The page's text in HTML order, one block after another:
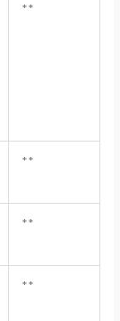
**
**
**
**